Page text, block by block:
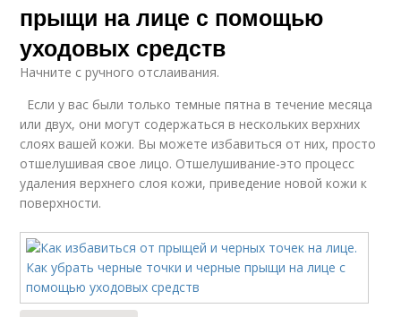
прыщи на лице с помощью
уходовых средств
Начните с ручного отслаивания.
Если у вас были только темные пятна в течение месяца
или двух, они могут содержаться в нескольких верхних
слоях вашей кожи. Вы можете избавиться от них, просто
отшелушивая свое лицо. Отшелушивание-это процесс
удаления верхнего слоя кожи, приведение новой кожи к
поверхности.